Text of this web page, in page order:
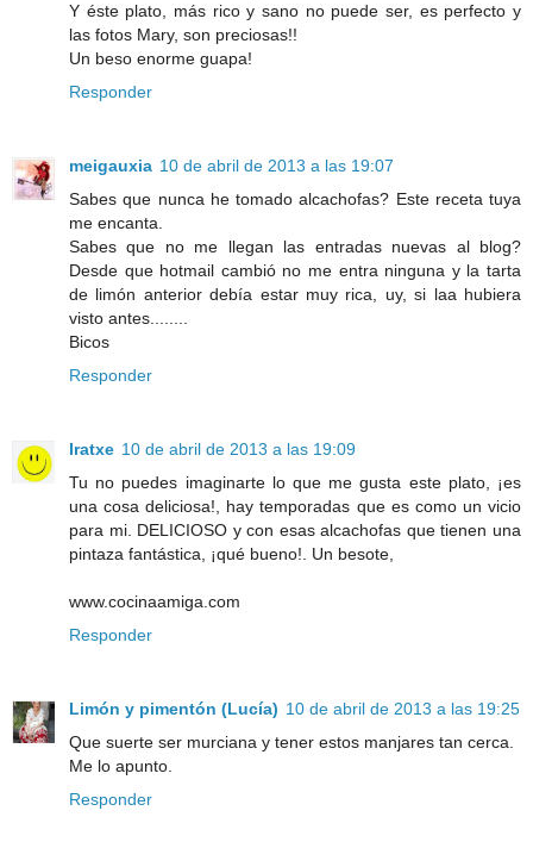
Y éste plato, más rico y sano no puede ser, es perfecto y
las fotos Mary, son preciosas!!
Un beso enorme guapa!
Responder
meigauxia 10 de abril de 2013 a las 19:07
Sabes que nunca he tomado alcachofas? Este receta tuya
me encanta.
Sabes que no me llegan las entradas nuevas al blog?
Desde que hotmail cambió no me entra ninguna y la tarta
de limón anterior debía estar muy rica, uy, si laa hubiera
visto antes........
Bicos
Responder
Iratxe 10 de abril de 2013 a las 19:09
Tu no puedes imaginarte lo que me gusta este plato, ¡es
una cosa deliciosa!, hay temporadas que es como un vicio
para mi. DELICIOSO y con esas alcachofas que tienen una
pintaza fantástica, ¡qué bueno!. Un besote,
www.cocinaamiga.com
Responder
Limón y pimentón (Lucía) 10 de abril de 2013 a las 19:25
Que suerte ser murciana y tener estos manjares tan cerca.
Me lo apunto.
Responder